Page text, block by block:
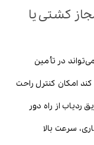
کشتی یا
در تأمین
امکان کنترل راحت
ردیاب از راه دور
سرعت بالا